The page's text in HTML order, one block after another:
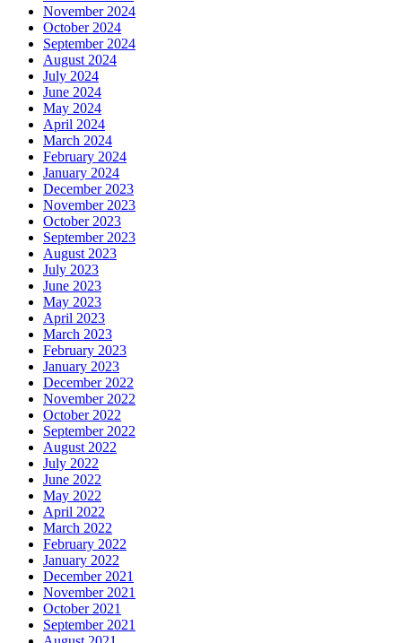
November 2024
October 2024
September 2024
August 2024
July 2024
June 2024
May 2024
April 2024
March 2024
February 2024
January 2024
December 2023
November 2023
October 2023
September 2023
August 2023
July 2023
June 2023
May 2023
April 2023
March 2023
February 2023
January 2023
December 2022
November 2022
October 2022
September 2022
August 2022
July 2022
June 2022
May 2022
April 2022
March 2022
February 2022
January 2022
December 2021
November 2021
October 2021
September 2021